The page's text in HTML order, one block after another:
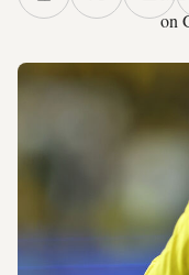
on